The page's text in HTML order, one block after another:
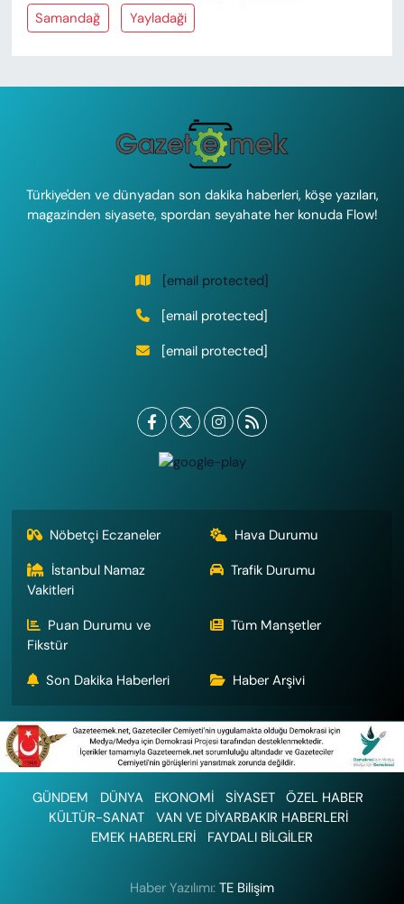
Samandağ Yayladaği
Türkiye'den ve dünyadan son dakika haberleri, köşe yazıları,
magazinden siyasete, spordan seyahate her konuda Flow!
[email protected]
[email protected]
[email protected]
Nöbetçi Eczaneler
Hava Durumu
İstanbul Namaz
Vakitleri
Trafik Durumu
Puan Durumu ve
Fikstür
Tüm Manşetler
Son Dakika Haberleri Haber Arşivi
GÜNDEM DÜNYA EKONOMİ SİYASET
ÖZEL HABER
KÜLTÜR-SANAT
VAN VE DİYARBAKIR HABERLERİ
EMEK HABERLERİ
FAYDALI BİLGİLER
Haber Yazılımı: TE Bilişim